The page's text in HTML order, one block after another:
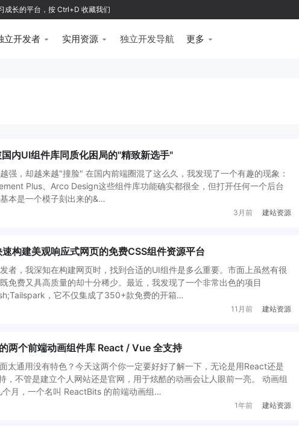
成长的平台，按 Ctrl+D 收藏我们
立开发者 实用资源 独立开发导航 更多
内UI组件库同质化困局的"精致新选手"
强，却越来越"撞脸" 在国内前端圈混了这么久，我发现了一个有趣的现象：
Plus、Arco Design这些组件库功能确实都很全，但打开任何一个后台
本是一个模子刻出来的&…
3月前 建站资源
构建美观响应式网页的免费CSS组件资源平台
者，我深知在构建网页时，找到合适的UI组件是多么重要。市面上虽然有很
免费又具高质量的却十分稀少。最近，我发现了一个非常出色的项目
，它不仅集成了350+款免费的开箱…
11月前 建站资源
两个前端动画组件库 React / Vue 全支持
太通用没有特色？今天这两个你一定要好好了解一下，无论是用React还是
，不管是建立个人网站还是官网，用于炫酷的动画会让人眼前一亮。 动画组
个月，一个名叫 ReactBits 的前端动画组…
1年前 建站资源